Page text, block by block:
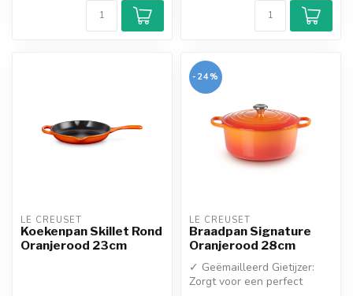
LE CREUSET
Koekenpan Skillet Rond
Oranjerood 23cm
-24%
LE CREUSET
Braadpan Signature
Oranjerood 28cm
✓ Geëmailleerd Gietijzer:
Zorgt voor een perfect